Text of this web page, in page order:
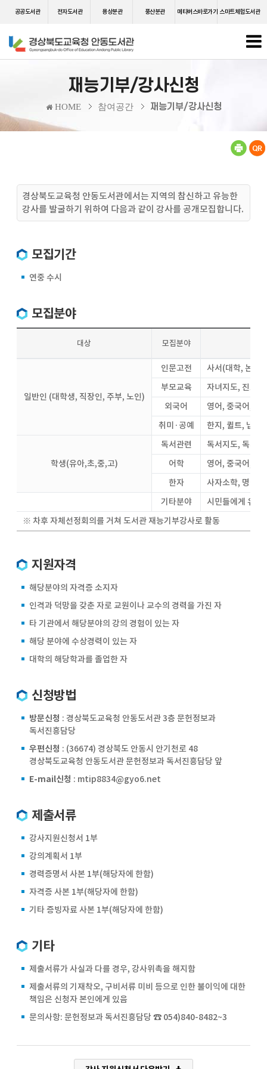
공공도서관 전자도서관 용상분관 풍산분관 메타버스바로가기 스마트체험도서관
재능기부/강사신청
HOME 참여공간 재능기부/강사신청
경상북도교육청 안동도서관에서는 지역의 참신하고 유능한
강사를 발굴하기 위하여 다음과 같이 강사를 공개모집합니다.
모집기간
연중 수시
모집분야
대상 모집분야
일반인 (대학생, 직장인, 주부, 노인)
인문고전
사서(대학, 논어,
부모교육
자녀지도, 진로
외국어
영어, 중국어, 일
취미·공예
한지, 퀼트, 냅킨
학생(유아,초,중,고)
독서관련
독서지도, 독서
어학
영어, 중국어, 일
한자
사자소학, 명심
기타분야
시민들에게 유용
※ 차후 자체선정회의를 거쳐 도서관 재능기부강사로 활동
지원자격
해당분야의 자격증 소지자
인격과 덕망을 갖춘 자로 교원이나 교수의 경력을 가진 자
타 기관에서 해당분야의 강의 경험이 있는 자
해당 분야에 수상경력이 있는 자
대학의 해당학과를 졸업한 자
신청방법
방문신청 : 경상북도교육청 안동도서관 3층 문헌정보과
독서진흥담당
우편신청 : (36674) 경상북도 안동시 안기천로 48
경상북도교육청 안동도서관 문헌정보과 독서진흥담당 앞
E-mail신청 : mtip8834@gyo6.net
제출서류
강사지원신청서 1부
강의계획서 1부
경력증명서 사본 1부(해당자에 한함)
자격증 사본 1부(해당자에 한함)
기타 증빙자료 사본 1부(해당자에 한함)
기타
제출서류가 사실과 다를 경우, 강사위촉을 해지함
제출서류의 기재착오, 구비서류 미비 등으로 인한 불이익에 대한
책임은 신청자 본인에게 있음
문의사항: 문헌정보과 독서진흥담당 ☎ 054)840-8482~3